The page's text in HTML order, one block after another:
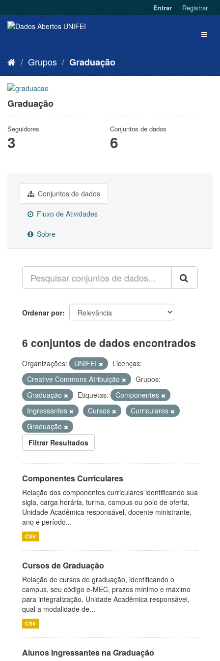
Entrar Registrar
Grupos Graduação
Graduação
Seguidores
3
Conjuntos de dados
6
Conjuntos de dados
Fluxo de Atividades
Sobre
Ordenar por
6 conjuntos de dados encontrados
Organizações: UNIFEI
Licenças:
Creative Commons Atribuição
Grupos:
Graduação
Etiquetas:
Componentes
Ingressantes
Cursos
Curriculares
Graduação
Filtrar Resultados
Componentes Curriculares
Relação dos componentes curriculares identificando sua
sigla, carga horária, turma, campus ou polo de oferta,
Unidade Acadêmica responsável, docente ministrante,
ano e período...
CSV
Cursos de Graduação
Relação de cursos de graduação, identificando o
campus, seu código e-MEC, prazos mínimo e máximo
para integralização, Unidade Acadêmica responsável,
qual a modalidade de...
CSV
Alunos Ingressantes na Graduação